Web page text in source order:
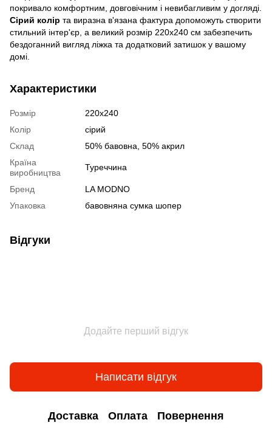
покривало комфортним, довговічним і невибагливим у догляді.
Сірий колір та виразна в'язана фактура допоможуть створити
стильний інтер'єр, а великий розмір 220х240 см забезпечить
бездоганний вигляд ліжка та додатковий затишок у вашому
домі.
Характеристики
Розмір
220х240
Колір
сірий
Склад
50% бавовна, 50% акрил
Країна
виробництва
Туреччина
Бренд
LA MODNO
Упаковка
бавовняна сумка шопер
Відгуки
Додайте перший відгук
Написати відгук
Доставка Оплата Повернення